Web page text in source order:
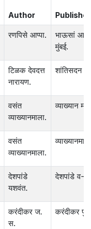
Author Publisher
रणपिसे आप्पा.
भाऊसां
मुंबई.
टिळक देवदत्त
नारायण.
शांतिसदन
वसंत
व्याख्यानमाला.
व्याख्यान
वसंत
व्याख्यानमाला.
देशपांडे
यशवंत.
देशपांडे व-
करंदीकर ज.
स.
करंदीकर